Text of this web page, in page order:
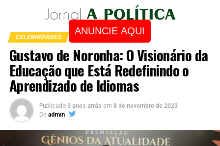
ANUNCIE AQUI
CELEBRIDADES
Gustavo de Noronha: O Visionário da
Educação que Está Redefinindo o
Aprendizado de Idiomas
Publicado 3 anos atrás em 8 de novembro de 2023
De admin